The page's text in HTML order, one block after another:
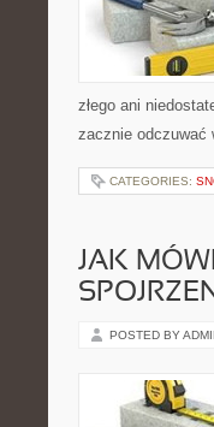
złego ani
zacznie odczuwać
CATEGORIES:
JAK
POSTED BY